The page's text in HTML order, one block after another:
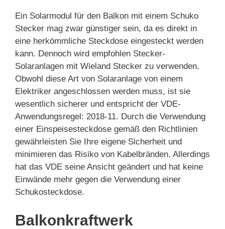
Ein Solarmodul für den Balkon mit einem Schuko
Stecker mag zwar günstiger sein, da es direkt in
eine herkömmliche Steckdose eingesteckt werden
kann. Dennoch wird empfohlen Stecker-
Solaranlagen mit Wieland Stecker zu verwenden.
Obwohl diese Art von Solaranlage von einem
Elektriker angeschlossen werden muss, ist sie
wesentlich sicherer und entspricht der VDE-
Anwendungsregel: 2018-11. Durch die Verwendung
einer Einspeisesteckdose gemäß den Richtlinien
gewährleisten Sie Ihre eigene Sicherheit und
minimieren das Risiko von Kabelbränden. Allerdings
hat das VDE seine Ansicht geändert und hat keine
Einwände mehr gegen die Verwendung einer
Schukosteckdose.
Balkonkraftwerk